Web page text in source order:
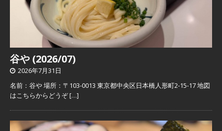
谷や (2026/07)
2026年7月31日
名前：谷や 場所：〒103-0013 東京都中央区日本橋人形町2-15-17 地図
はこちらからどうぞ[…]